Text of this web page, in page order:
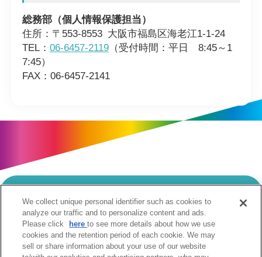
総務部（個人情報保護担当）
住所：〒553-8553 大阪市福島区海老江1-1-24
TEL： 06-6457-2119（受付時間：平日 8:45～1
7:45）
FAX：06-6457-2141
当サイトのご利用にあたって
個人情報の取扱いについて
Cookie設定について
ソーシャルメディア利用規約
We collect unique personal identifier such as cookies to
analyze our traffic and to personalize content and ads.
Please click
hereto see more details about how we use
cookies and the retention period of each cookie. We may
sell or share information about your use of our website